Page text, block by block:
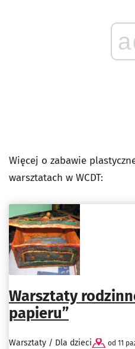
Więcej o zabawie
warsztatach w WCDT:
Warsztaty
papieru”
Warsztaty / Dla dzieci
od 11